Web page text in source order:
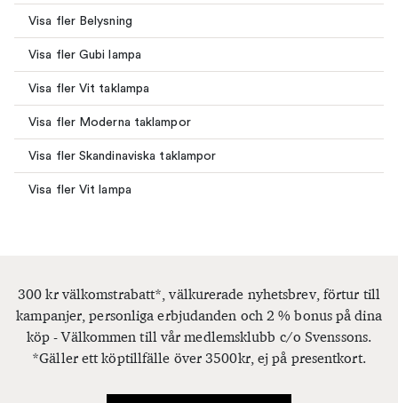
Visa fler Belysning
Visa fler Gubi lampa
Visa fler Vit taklampa
Visa fler Moderna taklampor
Visa fler Skandinaviska taklampor
Visa fler Vit lampa
300 kr välkomstrabatt*, välkurerade nyhetsbrev, förtur till
kampanjer, personliga erbjudanden och 2 % bonus på dina
köp - Välkommen till vår medlemsklubb c/o Svenssons.
*Gäller ett köptillfälle över 3500kr, ej på presentkort.